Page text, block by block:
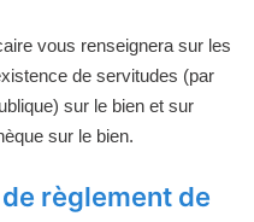
vous renseignera sur les
de servitudes (par
sur le bien et sur
sur le bien.
règlement de